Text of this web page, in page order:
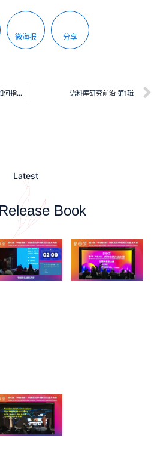
微海报 分享
新课标英语教师培训丛书：如何指导学生开展拓展阅读 语料库研究前沿 第1辑
Latest
Book